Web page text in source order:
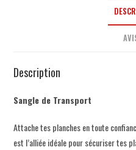
Description
Sangle de Transport
Attache tes planches en toute
est l’alliée idéale pour sécuriser tes